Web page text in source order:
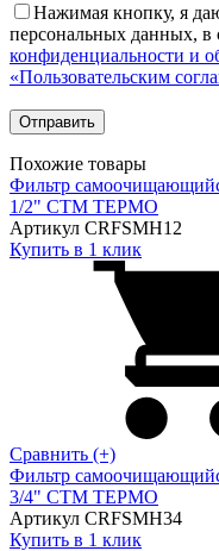
Нажимая кнопку, я
персональных данных, в
конфиденциальности и
«Пользовательским
Похожие товары
Фильтр
1/2" СТМ ТЕРМО
Артикул CRFSMH12
Купить в 1 клик
Сравнить (+)
Фильтр
3/4" СТМ ТЕРМО
Артикул CRFSMH34
Купить в 1 клик